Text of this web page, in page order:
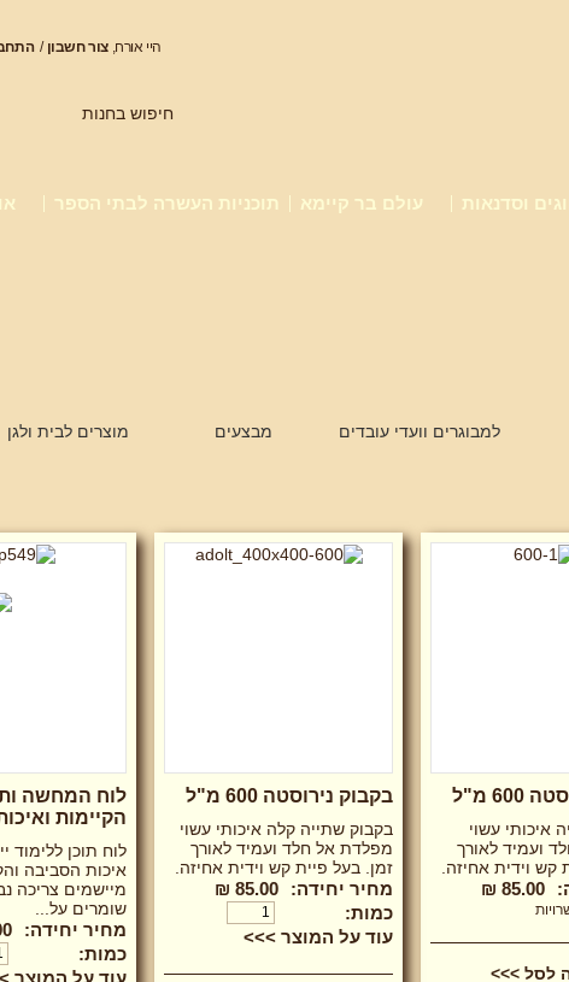
היי אורח, צור חשבון /
וסדנאות עולם בר קיימא תוכניות העשרה לבתי הספר
חיפוש בחנות
למבוגרים וועדי עובדים מבצעים מוצרים לבית ולגן
מ"ל
איכותי עשוי
ועמיד לאורך
קש וידית אחיזה.
85.00 ₪
לסל >>>
בקבוק נירוסטה 600 מ"ל
בקבוק שתייה קלה איכותי עשוי
מפלדת אל חלד ועמיד לאורך
זמן. בעל פיית קש וידית אחיזה.
מחיר יחידה:
85.00 ₪
כמות:
עוד על המוצר >>>
לוח המחשה
הקיימות
לוח תוכן ללימוד
איכות הסביבה
מיישמים צריכה
שומרים על...
מחיר יחידה:
₪
כמות:
עוד על המוצר